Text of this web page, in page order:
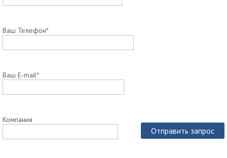
Ваш Телефон*
Ваш E-mail*
Компания
Отправить запрос